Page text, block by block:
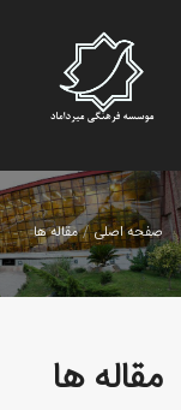
صفحه اصلی مقاله ها
مقاله ها